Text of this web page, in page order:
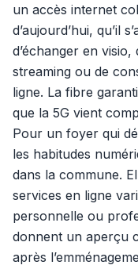
un accès internet
d’aujourd’hui, qu’il
d’échanger en visio,
streaming ou de
ligne. La fibre
que la 5G vient
Pour un foyer qui
les habitudes
dans la commune.
services en ligne
personnelle ou
donnent un aperçu
après